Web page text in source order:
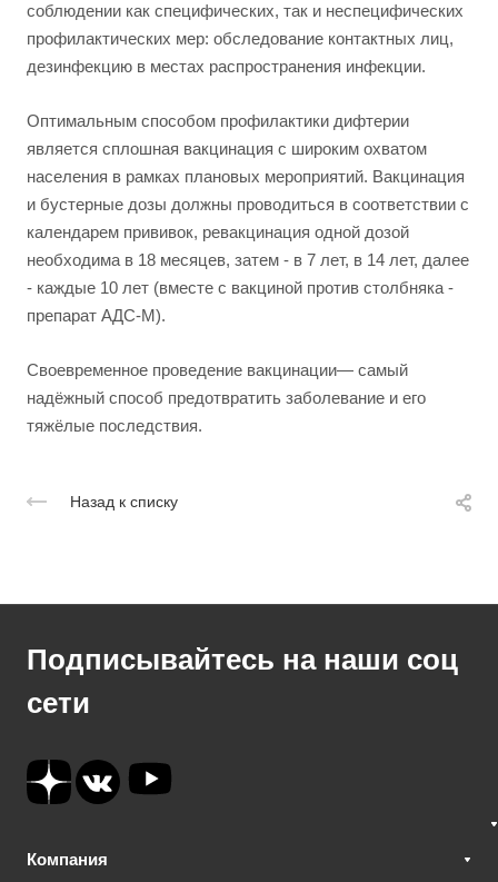
соблюдении как специфических, так и неспецифических
профилактических мер: обследование контактных лиц,
дезинфекцию в местах распространения инфекции.
Оптимальным способом профилактики дифтерии
является сплошная вакцинация с широким охватом
населения в рамках плановых мероприятий. Вакцинация
и бустерные дозы должны проводиться в соответствии с
календарем прививок, ревакцинация одной дозой
необходима в 18 месяцев, затем - в 7 лет, в 14 лет, далее
- каждые 10 лет (вместе с вакциной против столбняка -
препарат АДС-М).
Своевременное проведение вакцинации— самый
надёжный способ предотвратить заболевание и его
тяжёлые последствия.
Назад к списку
Подписывайтесь на наши соц
сети
Компания